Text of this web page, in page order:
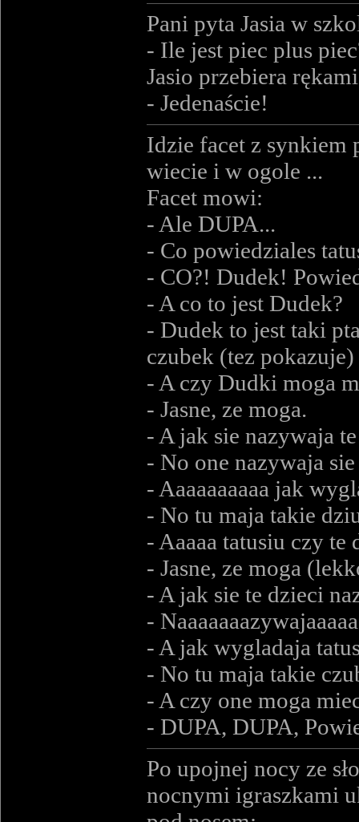
Pani pyta Jasia w
- Ile jest piec plus
Jasio przebiera
- Jedenaście!
Idzie facet z synkiem
wiecie i w ogole ...
Facet mowi:
- Ale DUPA...
- Co powiedziales
- CO?! Dudek!
- A co to jest Dudek?
- Dudek to jest taki
czubek (tez pokazuje)
- A czy Dudki moga
- Jasne, ze moga.
- A jak sie nazywaja
- No one nazywaja
- Aaaaaaaaaa jak
- No tu maja takie
- Aaaaa tatusiu czy
- Jasne, ze moga
- A jak sie te dzieci
-
- A jak wygladaja
- No tu maja takie
- A czy one moga
- DUPA, DUPA,
Po upojnej nocy ze
nocnymi igraszkami